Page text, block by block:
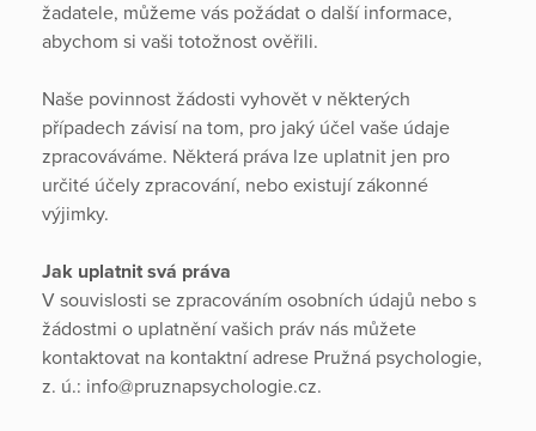
žadatele, můžeme vás požádat o další informace,
abychom si vaši totožnost ověřili.
Naše povinnost žádosti vyhovět v některých
případech závisí na tom, pro jaký účel vaše údaje
zpracováváme. Některá práva lze uplatnit jen pro
určité účely zpracování, nebo existují zákonné
výjimky.
Jak uplatnit svá práva
V souvislosti se zpracováním osobních údajů nebo s
žádostmi o uplatnění vašich práv nás můžete
kontaktovat na kontaktní adrese Pružná psychologie,
z. ú.: info@pruznapsychologie.cz.